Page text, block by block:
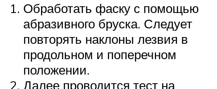
Обработать фаску с помощью
абразивного бруска. Следует
повторять наклоны лезвия в
продольном и поперечном
положении.
Далее проводится тест на